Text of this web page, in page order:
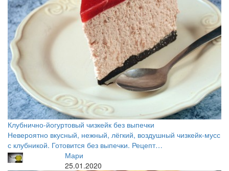
Клубнично-йогуртовый чизкейк без выпечки
Невероятно вкусный, нежный, лёгкий, воздушный чизкейк-мусс
с клубникой. Готовится без выпечки. Рецепт…
Мари
25.01.2020